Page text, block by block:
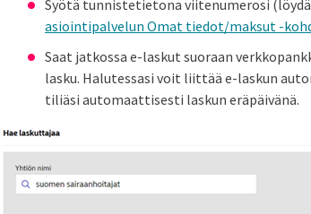
Syötä tunnistetietona viitenumerosi
asiointipalvelun Omat tiedot/maksut -
Saat jatkossa e-laskut suoraan
lasku. Halutessasi voit liittää e-laskun
tiliäsi automaattisesti laskun eräpäivänä.